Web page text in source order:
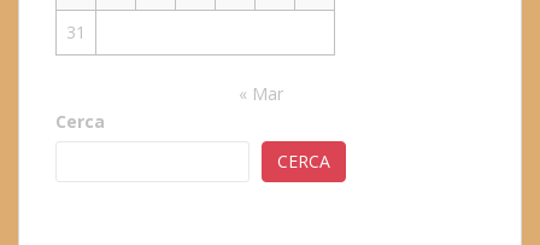
31
« Mar
Cerca
CERCA